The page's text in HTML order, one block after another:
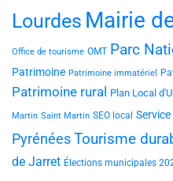
Lourdes Mairie
Office de tourisme OMT Parc
Patrimoine Patrimoine immatériel
Patrimoine rural Plan Local
Martin Saint Martin SEO local
Pyrénées Tourisme
de Jarret Élections municipales